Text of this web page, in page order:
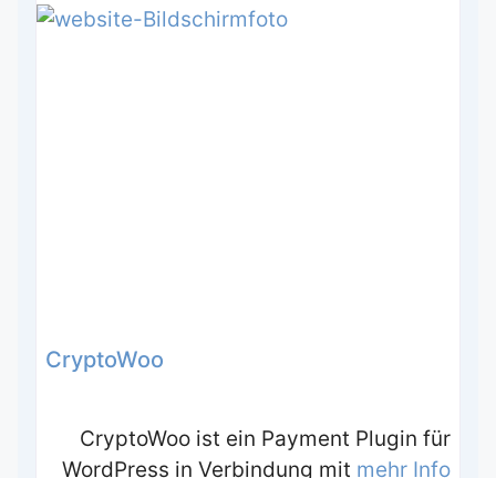
CryptoWoo
CryptoWoo ist ein Payment Plugin für
WordPress in Verbindung mit mehr Info